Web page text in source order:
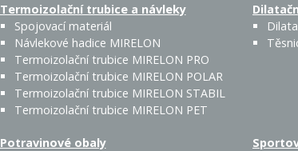
Termoizolační trubice a návleky
Spojovací materiál
Návlekové hadice MIRELON
Termoizolační trubice MIRELON PRO
Termoizolační trubice MIRELON POLAR
Termoizolační trubice MIRELON STABIL
Termoizolační trubice MIRELON PET
Potravinové obaly